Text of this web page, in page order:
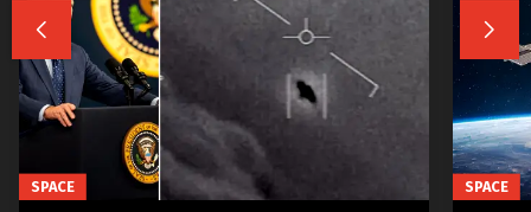
 
SPACE SPACE